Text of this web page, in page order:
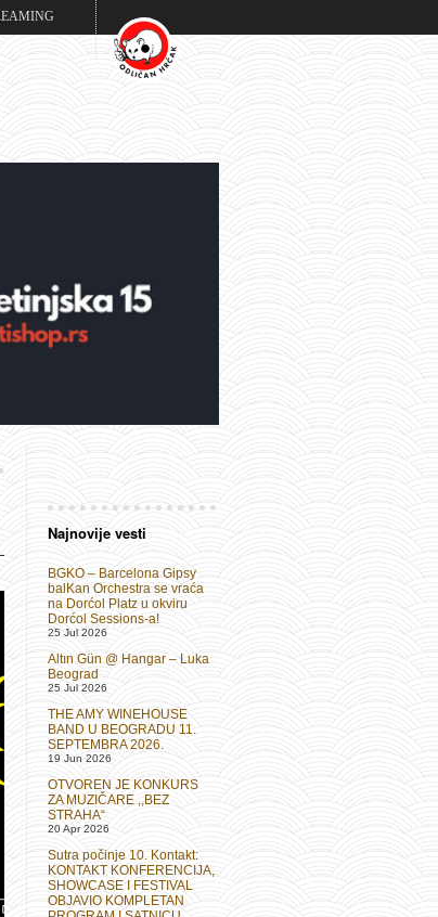
Najnovije vesti
BGKO – Barcelona Gipsy
balKan Orchestra se vraća
na Dorćol Platz u okviru
Dorćol Sessions-a!
25 Jul 2026
Altın Gün @ Hangar – Luka
Beograd
25 Jul 2026
THE AMY WINEHOUSE
BAND U BEOGRADU 11.
SEPTEMBRA 2026.
19 Jun 2026
OTVOREN JE KONKURS
ZA MUZIČARE ,,BEZ
STRAHA“
20 Apr 2026
Sutra počinje 10. Kontakt:
KONTAKT KONFERENCIJA,
SHOWCASE I FESTIVAL
OBJAVIO KOMPLETAN